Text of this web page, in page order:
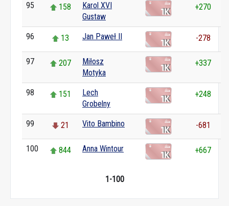
95 158
Karol XVI
Gustaw
+270
96 13 Jan Paweł II -278
97 207
Miłosz
Motyka
+337
98 151
Lech
Grobelny
+248
99 21 Vito Bambino -681
100 844 Anna Wintour +667
1-100